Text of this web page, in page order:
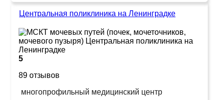
Центральная поликлиника на Ленинградке
5
89 отзывов
многопрофильный медицинский центр